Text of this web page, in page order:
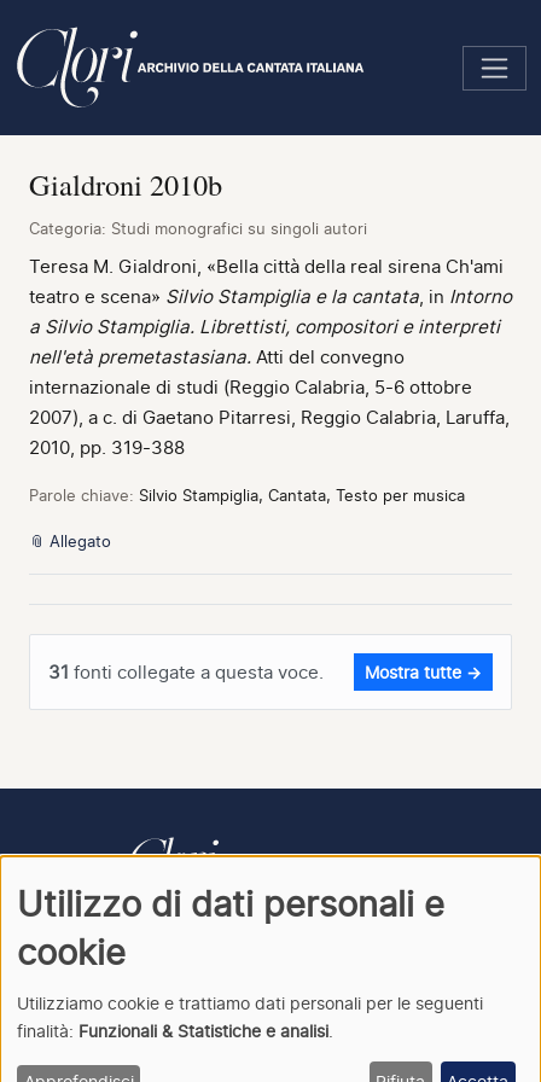
contenuto
principale
Gialdroni 2010b
Categoria: Studi monografici su singoli autori
Teresa M. Gialdroni, «Bella città della real sirena Ch'ami
teatro e scena» Silvio Stampiglia e la cantata, in Intorno
a Silvio Stampiglia. Librettisti, compositori e interpreti
nell'età premetastasiana. Atti del convegno
internazionale di studi (Reggio Calabria, 5-6 ottobre
2007), a c. di Gaetano Pitarresi, Reggio Calabria, Laruffa,
2010, pp. 319-388
Parole chiave: Silvio Stampiglia, Cantata, Testo per musica
📎 Allegato
31 fonti collegate a questa voce. Mostra tutte →
CONTATTI PRIVACY
Clori · Archivio della cantata italiana · © 2026
Utilizzo di dati personali e
cookie
Utilizziamo cookie e trattiamo dati personali per le seguenti
finalità: Funzionali & Statistiche e analisi